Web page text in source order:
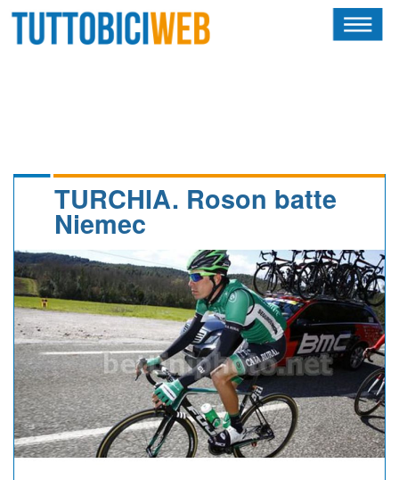
CALENDARIO
OSCAR
ALBI D'ORO
NEWSLETTER
TURCHIA. Roson batte
Niemec